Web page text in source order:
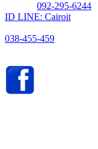
092-295-6244
ID LINE: Cairoit
038-455-459